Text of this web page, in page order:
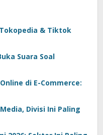
& Tiktok
Suara Soal
di E-Commerce:
Divisi Ini Paling